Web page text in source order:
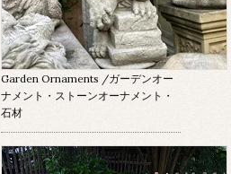
Garden Ornaments /ガーデンオー
ナメント・ストーンオーナメント・
石材